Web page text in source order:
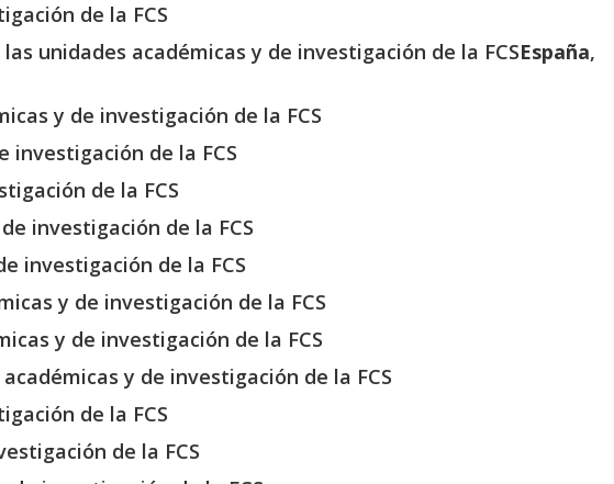
de la FCS
unidades académicas y de investigación de la FCSEspaña,
y de investigación de la FCS
investigación de la FCS
de la FCS
investigación de la FCS
investigación de la FCS
y de investigación de la FCS
y de investigación de la FCS
y de investigación de la FCS
de la FCS
de la FCS